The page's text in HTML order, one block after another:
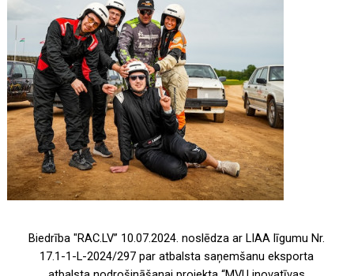
Biedrība "RAC.LV” 10.07.2024. noslēdza ar LIAA līgumu Nr.
17.1-1-L-2024/297 par atbalsta saņemšanu eksporta